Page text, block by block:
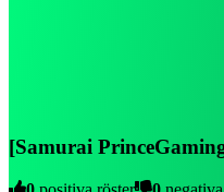
[Samurai